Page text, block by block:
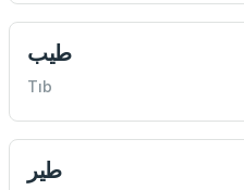
طيب
Tıb
طير